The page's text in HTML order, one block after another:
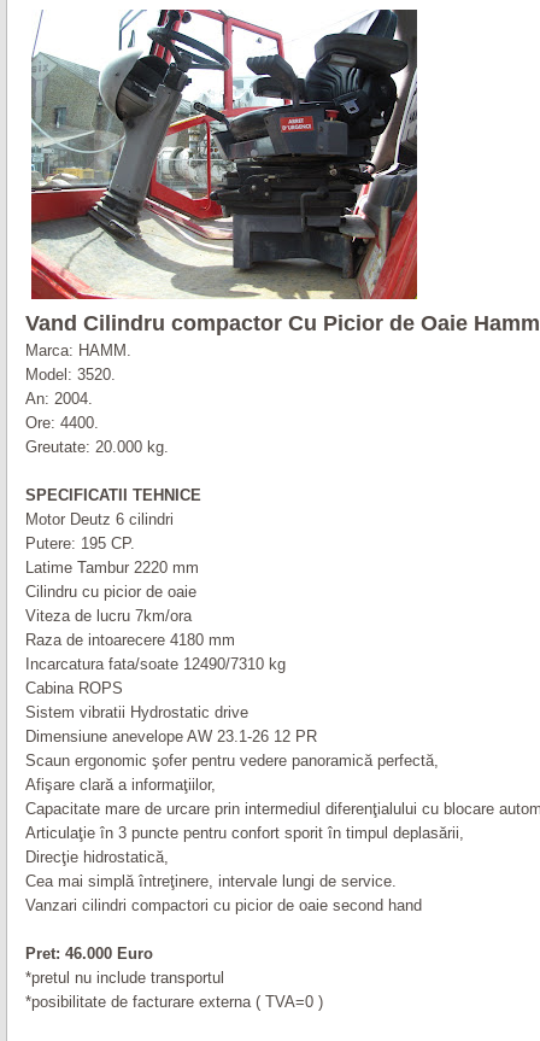
Vand Cilindru compactor Cu Picior de Oaie Hamm
Marca: HAMM
Model: 3520
An: 2004.
Ore: 4400.
Greutate: 20.000 kg.
SPECIFICATII TEHNICE
Motor Deutz 6 cilindri
Putere: 195 CP.
Latime Tambur 2220 mm
Cilindru cu picior de oaie
Viteza de lucru 7km/ora
Raza de intoarecere 4180 mm
Incarcatura fata/soate 12490/7310 kg
Cabina ROPS
Sistem vibratii Hydrostatic drive
Dimensiune anevelope AW 23.1-26 12 PR
Scaun ergonomic şofer pentru vedere panoramică perfectă,
Afişare clară a informaţiilor,
Capacitate mare de urcare prin intermediul diferenţialului cu blocare
Articulaţie în 3 puncte pentru confort sporit în timpul deplasării,
Direcţie hidrostatică,
Cea mai simplă întreţinere, intervale lungi de service.
Vanzari cilindri compactori cu picior de oaie second hand
Pret: 46.000 Euro
*pretul nu include transportul
*posibilitate de facturare externa ( TVA=0 )